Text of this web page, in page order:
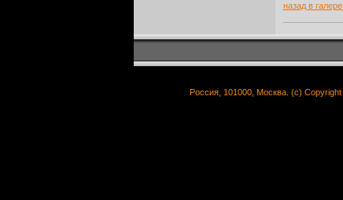
назад в
Россия, 101000, Москва. (c)